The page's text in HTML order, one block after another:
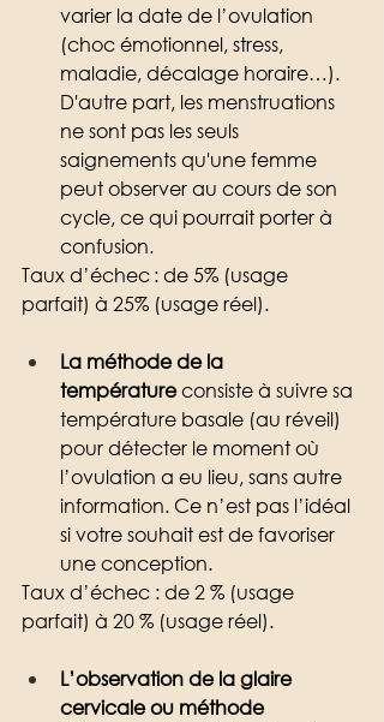
varier la date de l’ovulation
(choc émotionnel, stress,
maladie, décalage horaire…).
D'autre part, les menstruations
ne sont pas les seuls
saignements qu'une femme
peut observer au cours de son
cycle, ce qui pourrait porter à
confusion.
Taux d’échec : de 5% (usage
parfait) à 25% (usage réel).
La méthode de la
température consiste à suivre sa
température basale (au réveil)
pour détecter le moment où
l’ovulation a eu lieu, sans autre
information. Ce n’est pas l’idéal
si votre souhait est de favoriser
une conception.
Taux d’échec : de 2 % (usage
parfait) à 20 % (usage réel).
L’observation de la glaire
cervicale ou méthode